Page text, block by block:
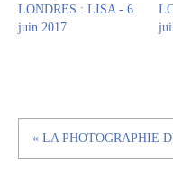
LONDRES : LISA - 6
juin 2017
« LA PHOTOGRAPHIE